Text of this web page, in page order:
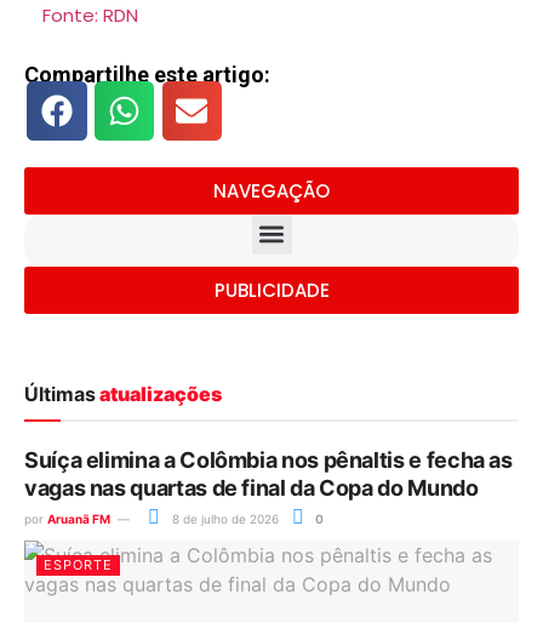
Fonte: RDN
Compartilhe este artigo:
NAVEGAÇÃO
PUBLICIDADE
Últimasatualizações
Suíça elimina a Colômbia nos pênaltis e fecha as
vagas nas quartas de final da Copa do Mundo
por Aruanã FM 8 de julho de 2026 0
ESPORTE